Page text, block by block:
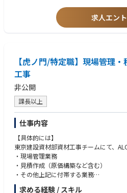
・新規プラント建設・新設設備設置・
リングの実施支援
求人エン
【虎ノ門/特定職】現場管理
工事
非公開
課長以上
仕事内容
【具体的には】
東京建設資材部資材工事チームにて、
・現場管理業務
・見積作成（原価構築など含む）
・その他上記に付帯する業務
※特定職は、基幹職（総合職）と異なり
求める経験 / スキル